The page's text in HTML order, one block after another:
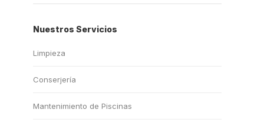
Nuestros Servicios
Limpieza
Conserjería
Mantenimiento de Piscinas